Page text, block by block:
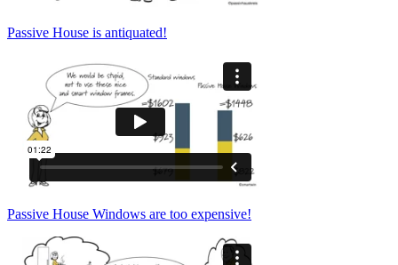
Passive House is antiquated!
Passive House Windows are too expensive!